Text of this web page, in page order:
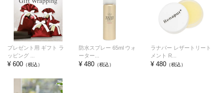
プレゼント用 ギフト ラ
ッピング ...
¥ 600 （税込）
防水スプレー 65ml ウォ
ーター...
¥ 480 （税込）
ラナパー レザートリート
メント R...
¥ 480（税込）